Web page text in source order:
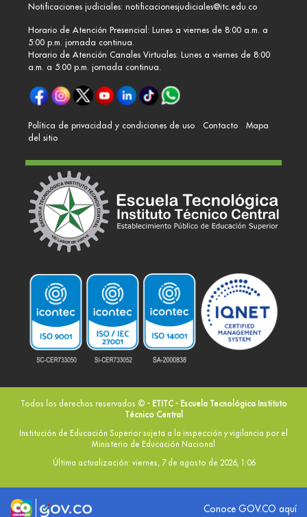
Notificaciones judiciales: notificacionesjudiciales@itc.edu.co
Horario de Atención Presencial: Lunes a viernes de 8:00 a.m. a
5:00 p.m. jornada continua.
Horario de Atención Canales Virtuales: Lunes a viernes de 8:00
a.m. a 5:00 p.m. jornada continua.
Política de privacidad y condiciones de uso Contacto
Mapa
del sitio
Todos los derechos reservados © - ETITC - Escuela Tecnológica Instituto
Técnico Central
Institución de Educación Superior sujeta a la inspección y vigilancia por el
Ministerio de Educación Nacional
Última actualización: viernes, 7 de agosto de 2026, 1:06
Logo marca ColombiaLogo Gobierno de ColombiaConoce GOV.CO aquí